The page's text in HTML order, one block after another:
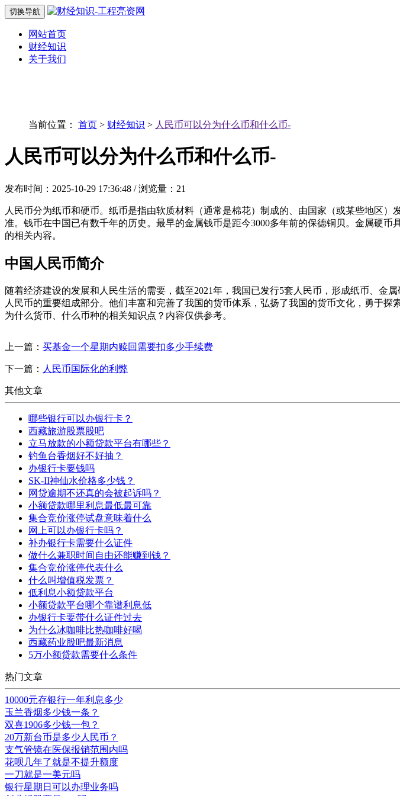
切换导航
网站首页
财经知识
关于我们
当前位置： 首页 > 财经知识 > 人民币可以分为什么币和什么币-
人民币可以分为什么币和什么币-
发布时间：2025-10-29 17:36:48 / 浏览量：21
人民币分为纸币和硬币。纸币是指由软质材料（通常是棉花）制成的、由国家（或某些地区
准。钱币在中国已有数千年的历史。最早的金属钱币是距今3000多年前的保德铜贝。金属硬
的相关内容。
中国人民币简介
随着经济建设的发展和人民生活的需要，截至2021年，我国已发行5套人民币，形成纸币、
人民币的重要组成部分。他们丰富和完善了我国的货币体系，弘扬了我国的货币文化，勇于
为什么货币、什么币种的相关知识点？内容仅供参考。
上一篇： 买基金一个星期内赎回需要扣多少手续费
下一篇： 人民币国际化的利弊
其他文章
哪些银行可以办银行卡？
西藏旅游股票股吧
立马放款的小额贷款平台有哪些？
钓鱼台香烟好不好抽？
办银行卡要钱吗
SK-II神仙水价格多少钱？
网贷逾期不还真的会被起诉吗？
小额贷款哪里利息最低最可靠
集合竞价涨停试盘意味着什么
网上可以办银行卡吗？
补办银行卡需要什么证件
做什么兼职时间自由还能赚到钱？
集合竞价涨停代表什么
什么叫增值税发票？
低利息小额贷款平台
小额贷款平台哪个靠谱利息低
办银行卡要带什么证件过去
为什么冰咖啡比热咖啡好喝
西藏药业股吧最新消息
5万小额贷款需要什么条件
热门文章
10000元存银行一年利息多少
玉兰香烟多少钱一条？
双喜1906多少钱一包？
20万新台币是多少人民币？
支气管镜在医保报销范围内吗
花呗几年了就是不提升额度
一刀就是一美元吗
银行星期日可以办理业务吗